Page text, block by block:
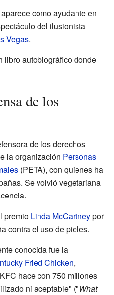
como ayudante en
del ilusionista
Vegas.
libro autobiográfico donde
de los
de los derechos
la organización Personas
(PETA), con quienes ha
Se volvió vegetariana
premio Linda McCartneypor
contra el uso de pieles.
conocida fue la
Fried Chicken,
hace con 750 millones
ni aceptable" ("What